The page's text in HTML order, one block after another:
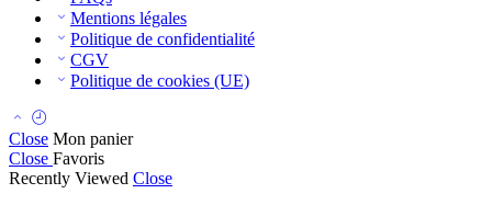
Mentions légales
Politique de confidentialité
CGV
Politique de cookies (UE)
Close Mon panier
Close Favoris
Recently Viewed Close